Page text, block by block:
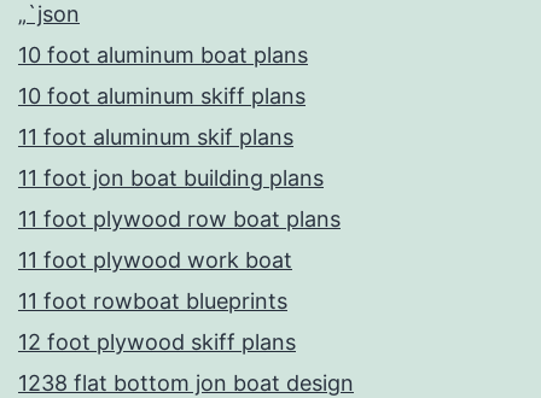
„`json
10 foot aluminum boat plans
10 foot aluminum skiff plans
11 foot aluminum skif plans
11 foot jon boat building plans
11 foot plywood row boat plans
11 foot plywood work boat
11 foot rowboat blueprints
12 foot plywood skiff plans
1238 flat bottom jon boat design